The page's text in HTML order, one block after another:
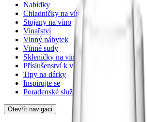
Nabídky
Chladničky na víno
Stojany na víno
Vinařství
Vinný nábytek
Vinné sudy
Skleničky na víno
Příslušenství k vínu
Tipy na dárky
Inspirujte se
Poradenské služby
Otevřít navigaci